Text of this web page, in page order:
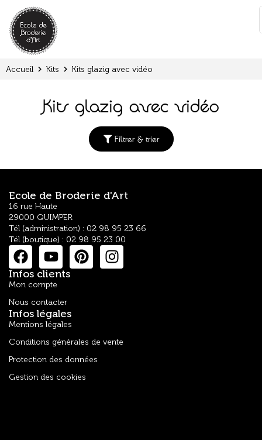
:
Accueil Kits Kits glazig avec vidéo
Kits glazig avec vidéo
Filtrer & trier
Ecole de Broderie d'Art
16 rue Haute
29000 QUIMPER
Tél (administration) : 02 98 95 23 66
Tél (boutique) : 02 98 95 23 00
Infos clients
Mon compte
Nous contacter
Infos légales
Mentions légales
Conditions générales de vente
Protection des données
Gestion des cookies
Panneau de gestion des cookies